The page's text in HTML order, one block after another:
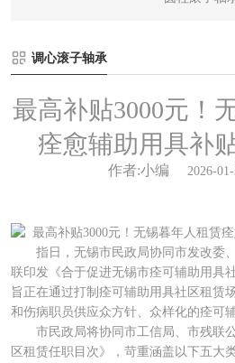
调心滚子轴承
最高补贴3000元！
痊愈辅助用具补
作者:小编 2026-
指日，无锡市民政局协同市发改委
联印发《合于促进无锡市痊可辅助用具
旨正在通过打制痊可辅助用具社区租赁
和伤病职员供应众方针、众样化的痊可
市民政局将协同市工信局、市残联
区租赁任职目次》，苛重涵盖以下五大